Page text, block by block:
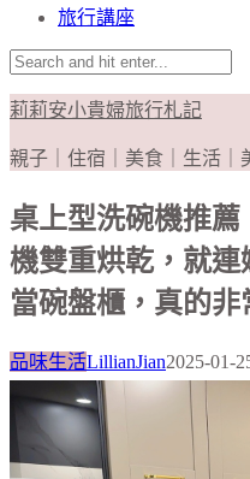
旅行講座
莉莉安小貴婦旅行札記
親子｜住宿｜美食｜生活｜
桌上型洗碗機推
機雙重烘乾，就
當碗盤櫃，真的非
品味生活LillianJian2025-01-